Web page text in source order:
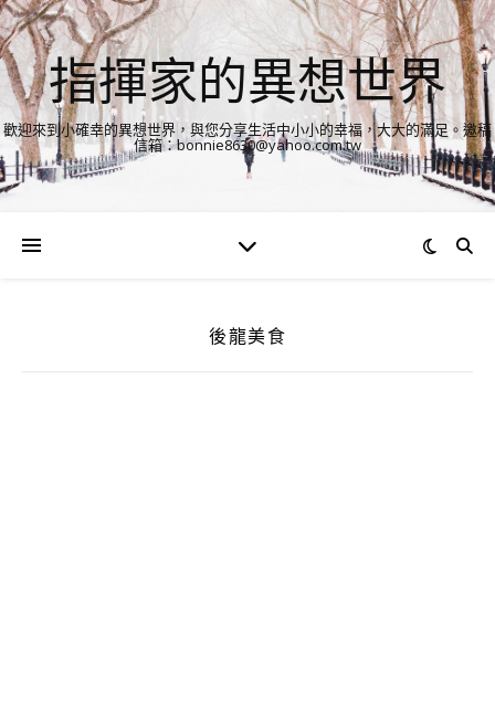
指揮家的異想世界
歡迎來到小確幸的異想世界，與您分享生活中小小的幸福，大大的滿足。邀稿
信箱：bonnie8630@yahoo.com.tw
後龍美食